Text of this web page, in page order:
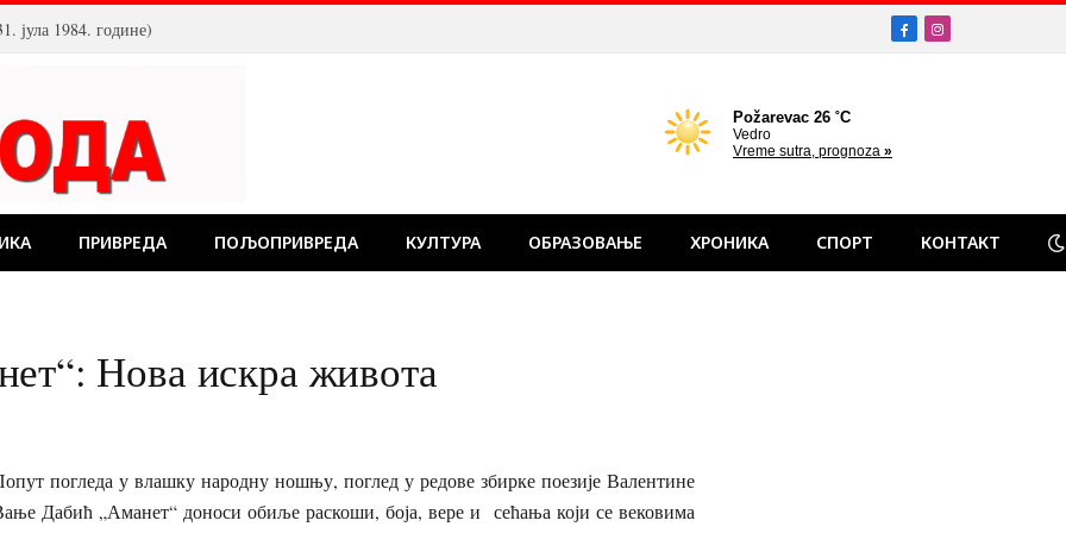
јула 1984. године) FacebookInstagram
ПРИВРЕДА ПОЉОПРИВРЕДА КУЛТУРА ОБРАЗОВАЊЕ ХРОНИКА СПОРТ КОНТАКТ
Нова искра живота
погледа у влашку народну ношњу, поглед у редове збирке поезије Валентине
Дабић „Аманет“ доноси обиље раскоши, боја, вере и сећања који се вековима